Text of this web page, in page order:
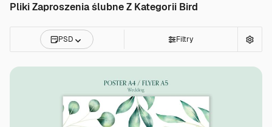
Pliki Zaproszenia ślubne Z Kategorii Bird
PSD Filtry